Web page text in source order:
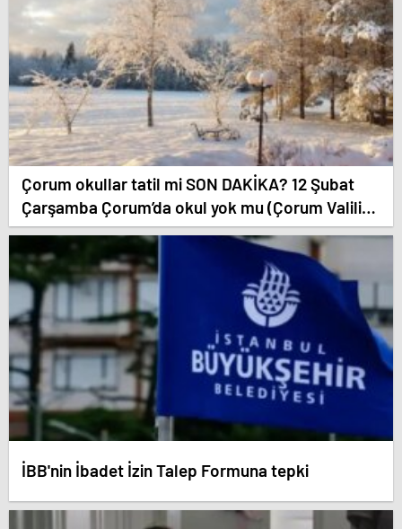
Çorum okullar tatil mi SON DAKİKA? 12 Şubat
Çarşamba Çorum’da okul yok mu (Çorum Valiliği
Açıklaması – KAR TATİLİ)?
İBB'nin İbadet İzin Talep Formuna tepki